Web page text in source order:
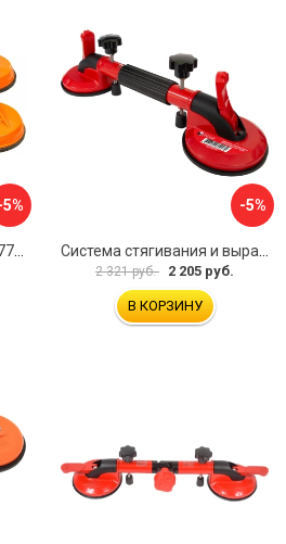
-5%
2 321 руб. 2 205 руб.
В КОРЗИНУ